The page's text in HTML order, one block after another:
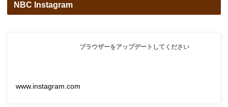
NBC Instagram
ブラウザーをアップデートしてください
www.instagram.com